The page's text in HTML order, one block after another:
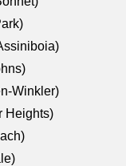
Winkler)
Heights)